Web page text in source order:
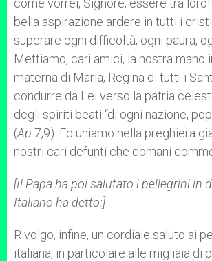
come vorrei, Signore, essere tra
bella aspirazione ardere in tutti i
superare ogni difficoltà, ogni paura,
Mettiamo, cari amici, la nostra mano
materna di Maria, Regina di tutti i
condurre da Lei verso la patria
degli spiriti beati “di ogni nazione,
(Ap 7,9). Ed uniamo nella preghiera
nostri cari defunti che domani
[Il Papa ha poi salutato i pellegrini in
Italiano ha detto:]
Rivolgo, infine, un cordiale saluto ai
italiana, in particolare alle migliaia di